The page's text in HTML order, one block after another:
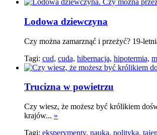
Lodowa dziewczyna
Czy można zamarznąć i przeżyć? 19-
Tagi: cud, cuda, hibernacja, hipotermia,
Trucizna w powietrzu
Czy wiesz, że możesz być królikiem
krajów... »
Tagi: eksperymenty, nauka, polityka,